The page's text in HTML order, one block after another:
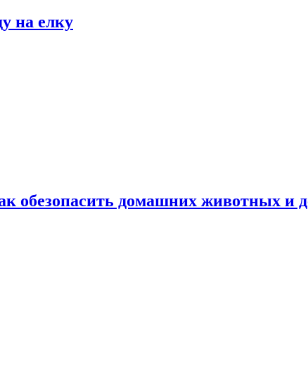
на елку
обезопасить домашних животных и